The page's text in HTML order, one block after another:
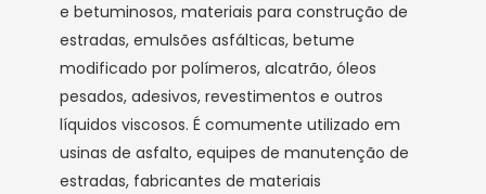
e betuminosos, materiais para construção de
estradas, emulsões asfálticas, betume
modificado por polímeros, alcatrão, óleos
pesados, adesivos, revestimentos e outros
líquidos viscosos. É comumente utilizado em
usinas de asfalto, equipes de manutenção de
estradas, fabricantes de materiais